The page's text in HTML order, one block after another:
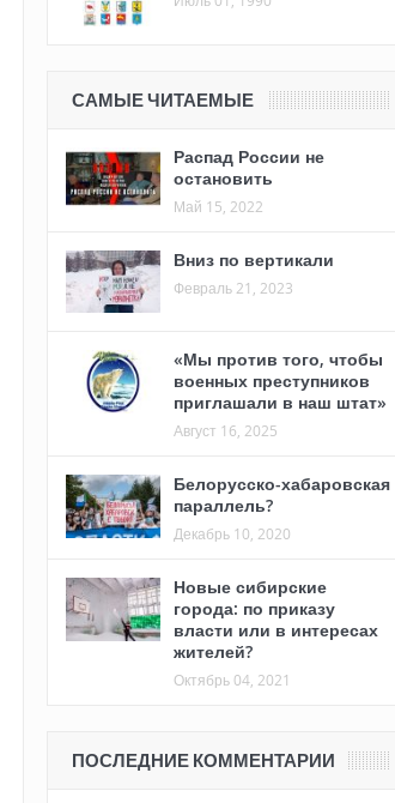
САМЫЕ ЧИТАЕМЫЕ
Распад России не
остановить
Май 15, 2022
Вниз по вертикали
Февраль 21, 2023
«Мы против того, чтобы
военных преступников
приглашали в наш штат»
Август 16, 2025
Белорусско-хабаровская
параллель?
Декабрь 10, 2020
Новые сибирские
города: по приказу
власти или в интересах
жителей?
Октябрь 04, 2021
ПОСЛЕДНИЕ КОММЕНТАРИИ